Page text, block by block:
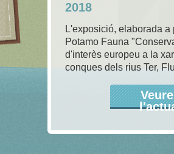
2018
L'exposició, elaborada a
Potamo Fauna
d'interès europeu a la
conques dels rius Ter,